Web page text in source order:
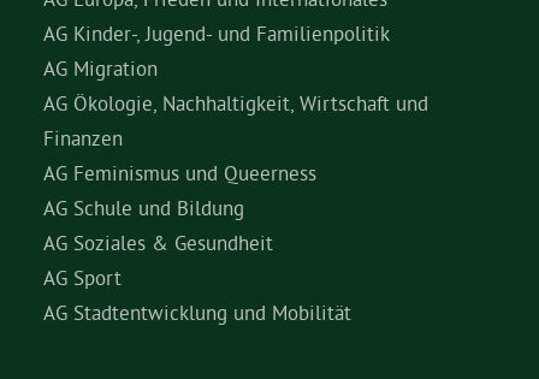
AG Kinder-, Jugend- und Familienpolitik
AG Migration
AG Ökologie, Nachhaltigkeit, Wirtschaft und
Finanzen
AG Feminismus und Queerness
AG Schule und Bildung
AG Soziales & Gesundheit
AG Sport
AG Stadtentwicklung und Mobilität